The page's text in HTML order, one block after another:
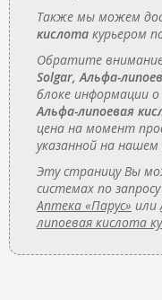
Также мы можем
кислота курьером
Обратите
Solgar, Альфа-
блоке информации
Альфа-липоевая
цена на момент
указанной на нашем
Эту страницу Вы
системах по запросу
Аптека «Парус» или
липоевая кислота